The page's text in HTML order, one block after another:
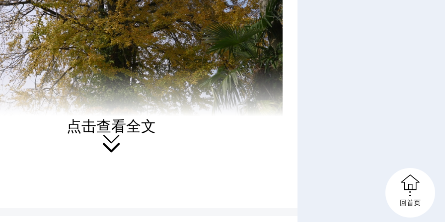
点击查看全文


回首页